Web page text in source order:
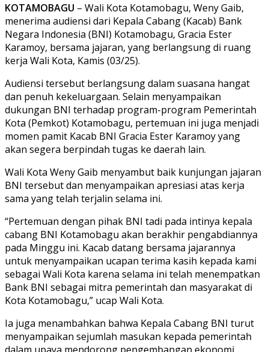
KOTAMOBAGU – Wali Kota Kotamobagu, Weny Gaib,
menerima audiensi dari Kepala Cabang (Kacab) Bank
Negara Indonesia (BNI) Kotamobagu, Gracia Ester
Karamoy, bersama jajaran, yang berlangsung di ruang
kerja Wali Kota, Kamis (03/25).
Audiensi tersebut berlangsung dalam suasana hangat
dan penuh kekeluargaan. Selain menyampaikan
dukungan BNI terhadap program-program Pemerintah
Kota (Pemkot) Kotamobagu, pertemuan ini juga menjadi
momen pamit Kacab BNI Gracia Ester Karamoy yang
akan segera berpindah tugas ke daerah lain.
Wali Kota Weny Gaib menyambut baik kunjungan jajaran
BNI tersebut dan menyampaikan apresiasi atas kerja
sama yang telah terjalin selama ini.
“Pertemuan dengan pihak BNI tadi pada intinya kepala
cabang BNI Kotamobagu akan berakhir pengabdiannya
pada Minggu ini. Kacab datang bersama jajarannya
untuk menyampaikan ucapan terima kasih kepada kami
sebagai Wali Kota karena selama ini telah menempatkan
Bank BNI sebagai mitra pemerintah dan masyarakat di
Kota Kotamobagu,” ucap Wali Kota.
Ia juga menambahkan bahwa Kepala Cabang BNI turut
menyampaikan sejumlah masukan kepada pemerintah